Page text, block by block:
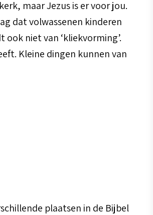
maar Jezus is er voor jou.
dat volwassenen kinderen
niet van ‘kliekvorming’.
Kleine dingen kunnen van
plaatsen in de Bijbel